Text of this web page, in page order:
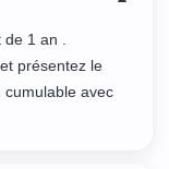
1 an .
présentez le
cumulable avec